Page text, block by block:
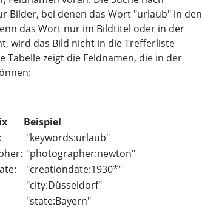
Bilder, bei denen das Wort "urlaub" in den
das Wort nur im Bildtitel oder in der
wird das Bild nicht in die Trefferliste
Tabelle zeigt die Feldnamen, die in der
Beispiel
"keywords:urlaub"
"photographer:newton"
"creationdate:1930*"
"city:Düsseldorf"
"state:Bayern"